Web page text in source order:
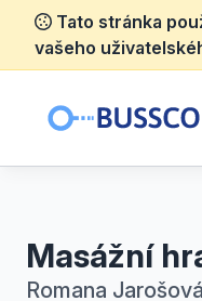
Tato stránka
vašeho
Masážní
Romana